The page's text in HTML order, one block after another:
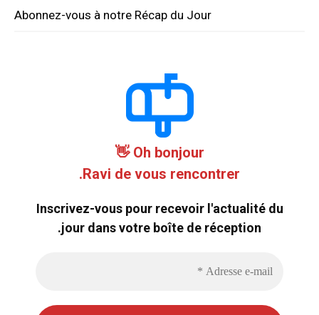
Abonnez-vous à notre Récap du Jour
Oh bonjour 👋
Ravi de vous rencontrer.
Inscrivez-vous pour recevoir l'actualité du
jour dans votre boîte de réception.